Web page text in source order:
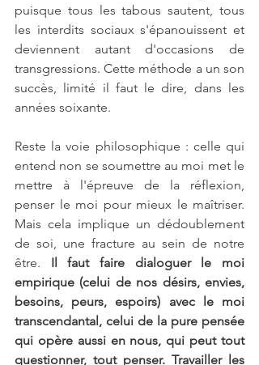
puisque tous les tabous sautent, tous
les interdits sociaux s'épanouissent et
deviennent autant d'occasions de
transgressions. Cette méthode a un son
succès, limité il faut le dire, dans les
années soixante.
Reste la voie philosophique : celle qui
entend non se soumettre au moi met le
mettre à l'épreuve de la réflexion,
penser le moi pour mieux le maîtriser.
Mais cela implique un dédoublement
de soi, une fracture au sein de notre
être. Il faut faire dialoguer le moi
empirique (celui de nos désirs, envies,
besoins, peurs, espoirs) avec le moi
transcendantal, celui de la pure pensée
qui opère aussi en nous, qui peut tout
questionner, tout penser. Travailler les